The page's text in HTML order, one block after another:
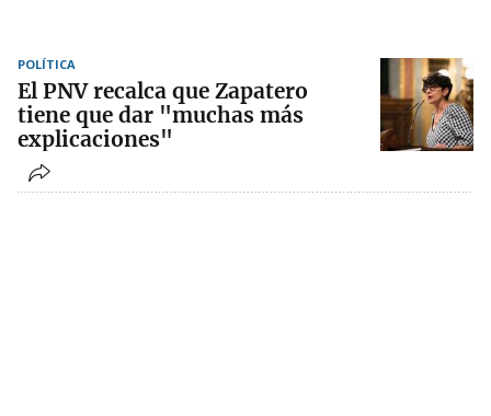
POLÍTICA
El PNV recalca que Zapatero
tiene que dar "muchas más
explicaciones"